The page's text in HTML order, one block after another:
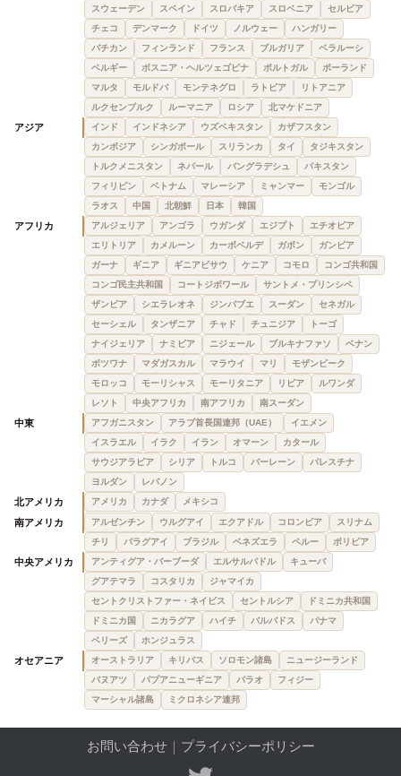
スウェーデン
スペイン スロバキア スロベニア
セルビア
チェコ
デンマーク ドイツ ノルウェー
ハンガリー
バチカン
フィンランド フランス ブルガリア
ベラルーシ
ベルギー
ボスニア・ヘルツェゴビナ ポルトガル
ポーランド
マルタ
モルドバ モンテネグロ ラトビア
リトアニア
ルクセンブルク
ルーマニア ロシア 北マケドニア
アジア インド インドネシア ウズベキスタン
カザフスタン
カンボジア
シンガポール スリランカ タイ
タジキスタン
トルクメニスタン
ネパール バングラデシュ
パキスタン
フィリピン
ベトナム マレーシア ミャンマー
モンゴル
ラオス
中国 北朝鮮 日本 韓国
アフリカ アルジェリア アンゴラ ウガンダ エジプト
エチオピア
エリトリア
カメルーン カーボベルデ ガボン
ガンビア
ガーナ
ギニア ギニアビサウ ケニア コモロ
コンゴ共和国
コンゴ民主共和国
コートジボワール
サントメ・プリンシペ
ザンビア
シエラレオネ ジンバブエ スーダン
セネガル
セーシェル
タンザニア チャド チュニジア
トーゴ
ナイジェリア
ナミビア ニジェール ブルキナファソ
ベナン
ボツワナ
マダガスカル マラウイ マリ
モザンビーク
モロッコ
モーリシャス モーリタニア リビア
ルワンダ
レソト
中央アフリカ 南アフリカ 南スーダン
中東 アフガニスタン アラブ首長国連邦（UAE）
イエメン
イスラエル
イラク イラン オマーン
カタール
サウジアラビア
シリア トルコ バーレーン
パレスチナ
ヨルダン
レバノン
北アメリカ アメリカ カナダ メキシコ
南アメリカ アルゼンチン ウルグアイ エクアドル コロンビア
スリナム
チリ
パラグアイ ブラジル ベネズエラ ペルー ボリビア
中央アメリカ アンティグア・バーブーダ エルサルバドル
キューバ
グアテマラ
コスタリカ
ジャマイカ
セントクリストファー・ネイビス
セントルシア
ドミニカ共和国
ドミニカ国
ニカラグア ハイチ バルバドス
パナマ
ベリーズ
ホンジュラス
オセアニア オーストラリア キリバス ソロモン諸島
ニュージーランド
バヌアツ
パプアニューギニア パラオ
フィジー
マーシャル諸島
ミクロネシア連邦
お問い合わせ｜ プライバシーポリシー